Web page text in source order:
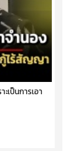
เป็นการเอา